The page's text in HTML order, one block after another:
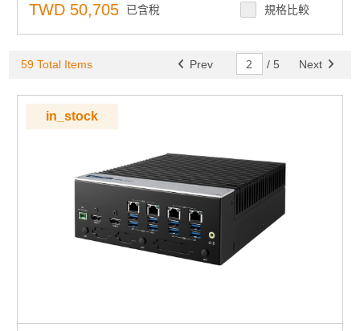
顯示輸出：支援 4K HDMI 與 VGA 雙顯示輸出
共用 mSATA
軟體支援：支援 WISE-DeviceOn 大規模部署
產品諮詢服務：
環境適應性：-40 ~ 60°C 操作溫度
擴充能力：
M.2 E-Key、M.2 B-Key、全尺寸 mPCIe 共
電源管理：12 ~ 24V 電源輸入
軟體支援：
產品諮詢服務：
TWD 50,705 已含稅 規格比較
59 Total Items Prev / 5 Next
in_stock